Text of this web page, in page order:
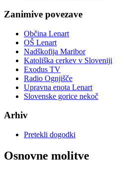
Zanimive povezave
Občina Lenart
OŠ Lenart
Nadškofija Maribor
Katoliška cerkev v Sloveniji
Exodus TV
Radio Ognjišče
Upravna enota Lenart
Slovenske gorice nekoč
Arhiv
Pretekli dogodki
Osnovne molitve